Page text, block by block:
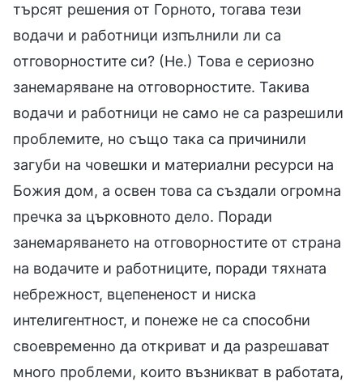
търсят решения от Горното, тогава тези
водачи и работници изпълнили ли са
отговорностите си? (Не.) Това е сериозно
занемаряване на отговорностите. Такива
водачи и работници не само не са разрешили
проблемите, но също така са причинили
загуби на човешки и материални ресурси на
Божия дом, а освен това са създали огромна
пречка за църковното дело. Поради
занемаряването на отговорностите от страна
на водачите и работниците, поради тяхната
небрежност, вцепененост и ниска
интелигентност, и понеже не са способни
своевременно да откриват и да разрешават
много проблеми, които възникват в работата,